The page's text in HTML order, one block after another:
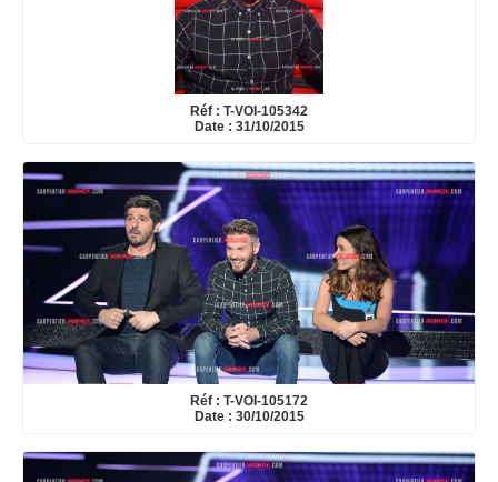
Réf : T-VOI-105342
Date : 31/10/2015
Réf : T-VOI-105172
Date : 30/10/2015